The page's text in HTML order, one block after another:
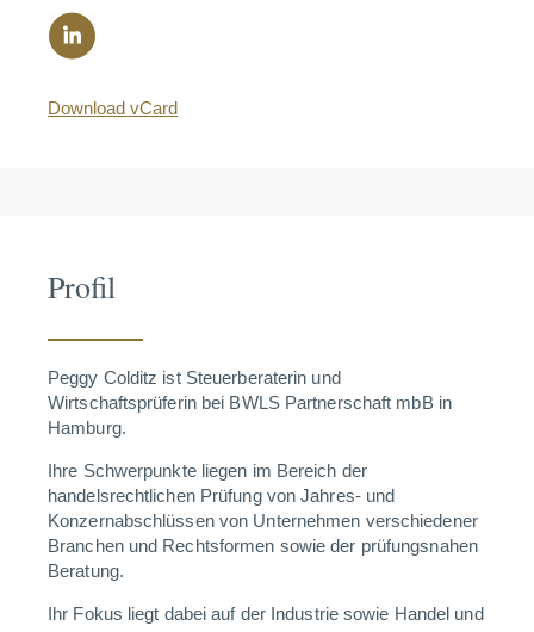
Download vCard
Profil
Peggy Colditz ist Steuerberaterin und
Wirtschaftsprüferin bei BWLS Partnerschaft mbB in
Hamburg.
Ihre Schwerpunkte liegen im Bereich der
handelsrechtlichen Prüfung von Jahres- und
Konzernabschlüssen von Unternehmen verschiedener
Branchen und Rechtsformen sowie der prüfungsnahen
Beratung.
Ihr Fokus liegt dabei auf der Industrie sowie Handel und